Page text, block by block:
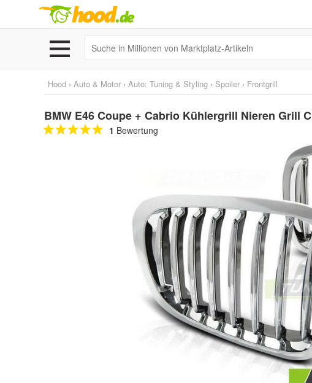
Hood › Auto & Motor › Auto: Tuning & Styling › Spoiler › Frontgrill
BMW E46 Coupe + Cabrio Kühlergrill Nieren Grill
1 Bewertung